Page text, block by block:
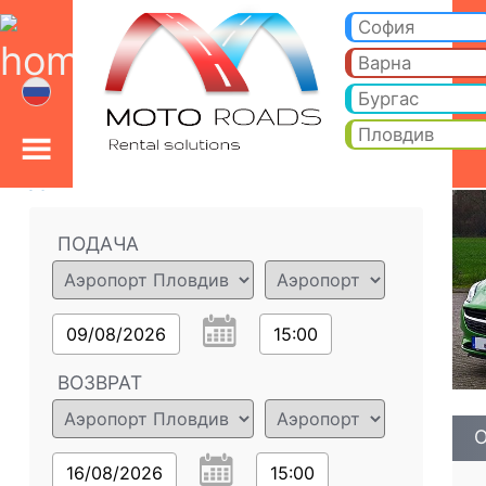
Опель Корса 1.4l -София
Варна
Бургас
Пловдив
ПОДАЧА
09/08/2026 15:00
ВОЗВРАТ
16/08/2026 15:00